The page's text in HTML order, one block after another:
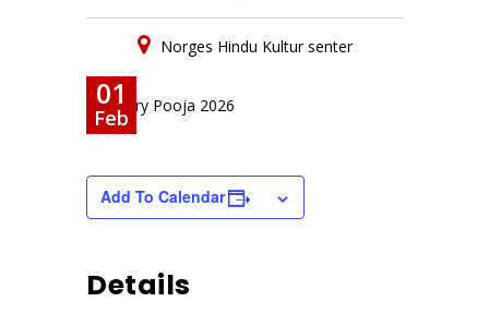
01
Feb
Norges Hindu Kultur senter
February Pooja 2026
Add To Calendar
Details